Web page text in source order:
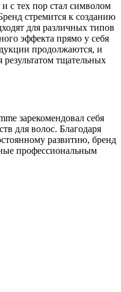
с тех пор стал символом
стремится к созданию
для различных типов
эффекта прямо у себя
продолжаются, и
тщательных
зарекомендовал себя
для волос. Благодаря
развитию, бренд
профессиональным